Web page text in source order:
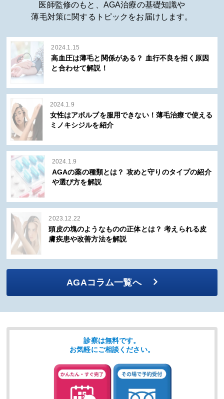
医師監修のもと、AGA治療の基礎知識や
薄毛対策に関するトピックをお届けします。
2024.1.15
高血圧は薄毛と関係がある？ 血行不良を招く原因
と合わせて解説！
2024.1.9
女性はアボルブを服用できない！薄毛治療で使える
ミノキシジルを紹介
2024.1.9
AGAの薬の種類とは？ 攻めと守りのタイプの紹介
や選び方を解説
2023.12.22
頭皮の塊のようなものの正体とは？ 考えられる皮
膚疾患や改善方法を解説
AGAコラム一覧へ
診察は無料です。
お気軽にご相談ください。